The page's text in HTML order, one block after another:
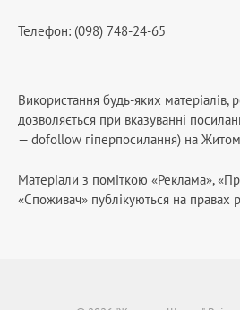
Телефон: (098) 748-24-65
Використання будь-яких матеріалів,
дозволяється при вказуванні
— dofollow гіперпосилання) на
Матеріали з поміткою «Реклама»,
«Споживач» публікуються на правах